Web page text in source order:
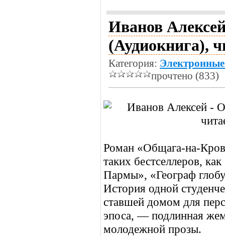
Иванов
(Аудиокнига),
Категория:
прочтено (833)
Роман «Общага-на-
таких бестселлеров,
Пармы», «Географ
История одной
ставшей домом для
эпоса, — подлинная
молодежной прозы.